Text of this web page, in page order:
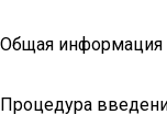
Общая информация
Процедура